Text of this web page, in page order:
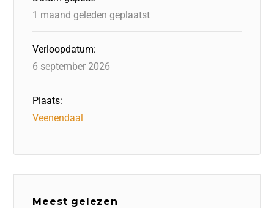
k
1 maand geleden geplaatst
Verloopdatum:
6 september 2026
Plaats:
Veenendaal
Meest gelezen